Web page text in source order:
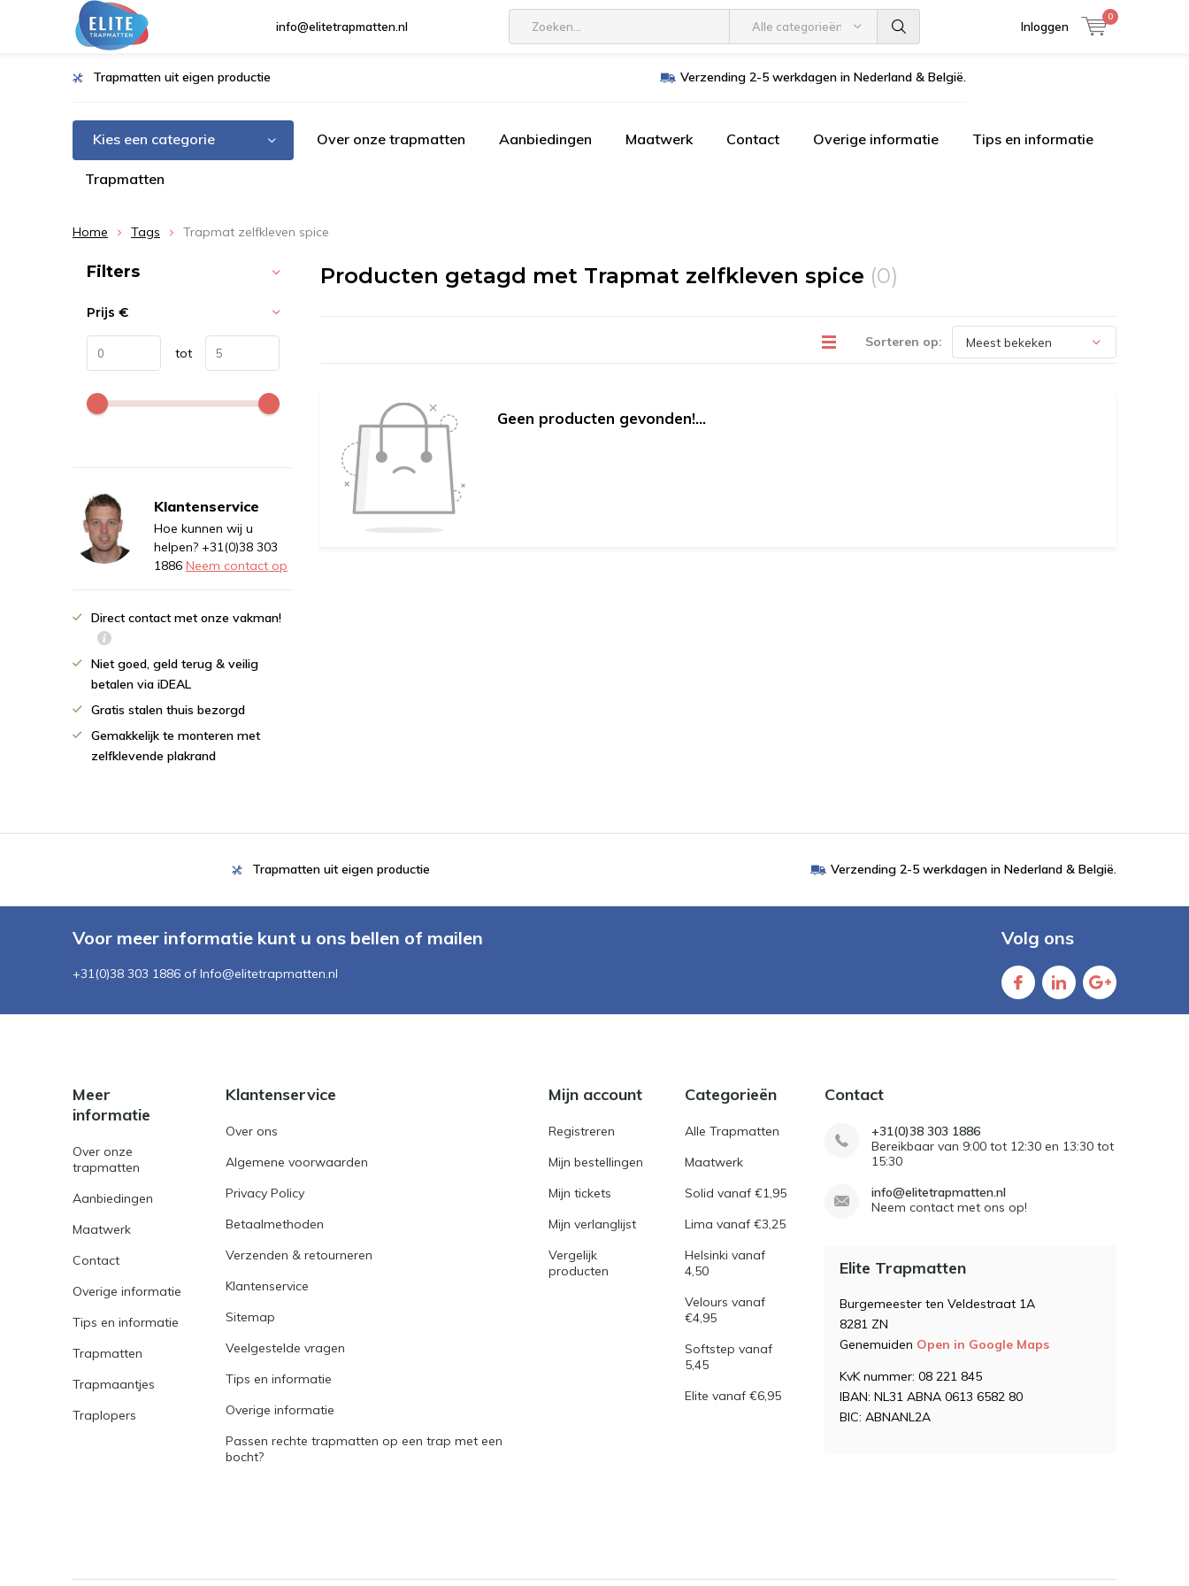
info@elitetrapmatten.nl Alle categorieën Inloggen
0
Trapmatten uit eigen productie Verzending 2-5 werkdagen in Nederland & België.
Kies een categorie Over onze trapmatten Aanbiedingen Maatwerk Contact Overige informatie Tips en informatie
Trapmatten
Home Tags Trapmat zelfkleven spice
Producten getagd met Trapmat zelfkleven spice (0)
Sorteren op:
Geen producten gevonden!...
Sorteren op:
Filters
Prijs €
tot
Klantenservice
Hoe kunnen wij u
helpen? +31(0)38 303
1886 Neem contact op
Direct contact met onze vakman!
Niet goed, geld terug & veilig
betalen via iDEAL
Gratis stalen thuis bezorgd
Gemakkelijk te monteren met
zelfklevende plakrand
Trapmatten uit eigen productie Verzending 2-5 werkdagen in Nederland & België.
Voor meer informatie kunt u ons bellen of mailen
+31(0)38 303 1886 of Info@elitetrapmatten.nl
Volg ons
Meer
informatie
Over onze
trapmatten
Aanbiedingen
Maatwerk
Contact
Overige informatie
Tips en informatie
Trapmatten
Trapmaantjes
Traplopers
Klantenservice
Over ons
Algemene voorwaarden
Privacy Policy
Betaalmethoden
Verzenden & retourneren
Klantenservice
Sitemap
Veelgestelde vragen
Tips en informatie
Overige informatie
Passen rechte trapmatten op een trap met een
bocht?
Mijn account
Registreren
Mijn bestellingen
Mijn tickets
Mijn verlanglijst
Vergelijk
producten
Categorieën
Alle Trapmatten
Maatwerk
Solid vanaf €1,95
Lima vanaf €3,25
Helsinki vanaf
4,50
Velours vanaf
€4,95
Softstep vanaf
5,45
Elite vanaf €6,95
Contact
+31(0)38 303 1886
Bereikbaar van 9:00 tot 12:30 en 13:30 tot
15:30
info@elitetrapmatten.nl
Neem contact met ons op!
Elite Trapmatten
Burgemeester ten Veldestraat 1A
8281 ZN
Genemuiden Open in Google Maps
KvK nummer: 08 221 845
IBAN: NL31 ABNA 0613 6582 80
BIC: ABNANL2A